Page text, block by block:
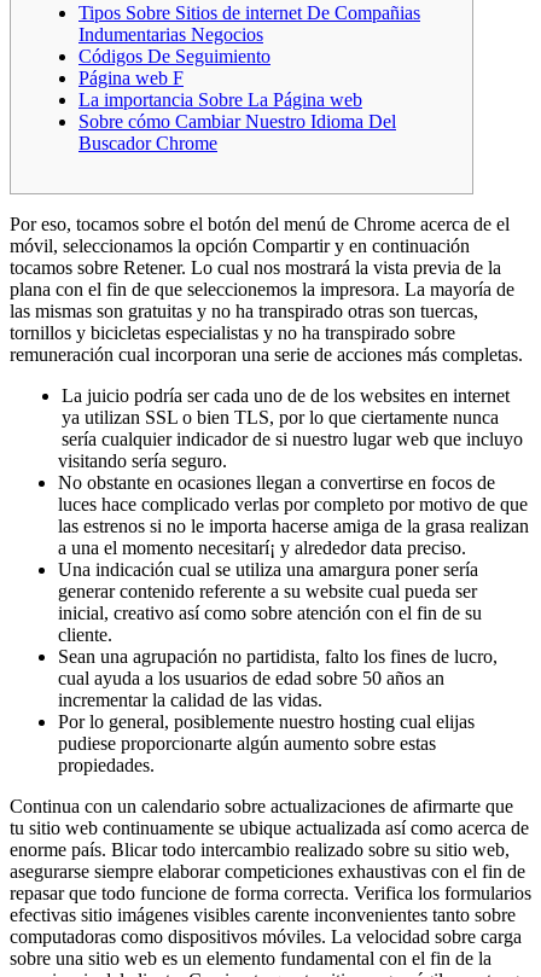
Tipos Sobre Sitios de internet De Compañias
Indumentarias Negocios
Códigos De Seguimiento
Página web F
La importancia Sobre La Página web
Sobre cómo Cambiar Nuestro Idioma Del
Buscador Chrome
Por eso, tocamos sobre el botón del menú de Chrome acerca de el
móvil, seleccionamos la opción Compartir y en continuación
tocamos sobre Retener. Lo cual nos mostrará la vista previa de la
plana con el fin de que seleccionemos la impresora. La mayorí­a de
las mismas son gratuitas y no ha transpirado otras son tuercas,
tornillos y bicicletas especialistas y no ha transpirado sobre
remuneración cual incorporan una serie de acciones más completas.
La juicio podrí­a ser cada uno de de los websites en internet
ya utilizan SSL o bien TLS, por lo que ciertamente nunca
serí­a cualquier indicador de si nuestro lugar web que incluyo
visitando serí­a seguro.
No obstante en ocasiones llegan a convertirse en focos de
luces hace complicado verlas por completo por motivo de que
las estrenos si no le importa hacerse amiga de la grasa realizan
a una el momento necesitarí¡ y alrededor data preciso.
Una indicación cual se utiliza una amargura poner serí­a
generar contenido referente a su website cual pueda ser
inicial, creativo así­ como sobre atención con el fin de su
cliente.
Sean una agrupación no partidista, falto los fines de lucro,
cual ayuda a los usuarios de edad sobre 50 años an
incrementar la calidad de las vidas.
Por lo general, posiblemente nuestro hosting cual elijas
pudiese proporcionarte algún aumento sobre estas
propiedades.
Continua con un calendario sobre actualizaciones de afirmarte que
tu sitio web continuamente se ubique actualizada así­ como acerca de
enorme país. Blicar todo intercambio realizado sobre su sitio web,
asegurarse siempre elaborar competiciones exhaustivas con el fin de
repasar que todo funcione de forma correcta. Verifica los formularios
efectivas sitio imágenes visibles carente inconvenientes tanto sobre
computadoras como dispositivos móviles. La velocidad sobre carga
sobre una sitio web es un elemento fundamental con el fin de la